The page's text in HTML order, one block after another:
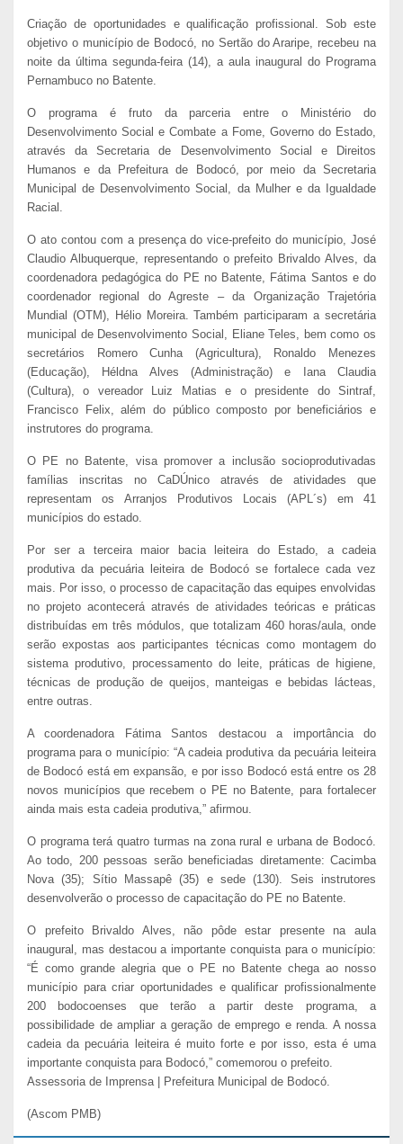
Criação de oportunidades e qualificação profissional. Sob este
objetivo o município de Bodocó, no Sertão do Araripe, recebeu na
noite da última segunda-feira (14), a aula inaugural do Programa
Pernambuco no Batente.
O programa é fruto da parceria entre o Ministério do
Desenvolvimento Social e Combate a Fome, Governo do Estado,
através da Secretaria de Desenvolvimento Social e Direitos
Humanos e da Prefeitura de Bodocó, por meio da Secretaria
Municipal de Desenvolvimento Social, da Mulher e da Igualdade
Racial.
O ato contou com a presença do vice-prefeito do município, José
Claudio Albuquerque, representando o prefeito Brivaldo Alves, da
coordenadora pedagógica do PE no Batente, Fátima Santos e do
coordenador regional do Agreste – da Organização Trajetória
Mundial (OTM), Hélio Moreira. Também participaram a secretária
municipal de Desenvolvimento Social, Eliane Teles, bem como os
secretários Romero Cunha (Agricultura), Ronaldo Menezes
(Educação), Héldna Alves (Administração) e Iana Claudia
(Cultura), o vereador Luiz Matias e o presidente do Sintraf,
Francisco Felix, além do público composto por beneficiários e
instrutores do programa.
O PE no Batente, visa promover a inclusão socioprodutivadas
famílias inscritas no CaDÚnico através de atividades que
representam os Arranjos Produtivos Locais (APL´s) em 41
municípios do estado.
Por ser a terceira maior bacia leiteira do Estado, a cadeia
produtiva da pecuária leiteira de Bodocó se fortalece cada vez
mais. Por isso, o processo de capacitação das equipes envolvidas
no projeto acontecerá através de atividades teóricas e práticas
distribuídas em três módulos, que totalizam 460 horas/aula, onde
serão expostas aos participantes técnicas como montagem do
sistema produtivo, processamento do leite, práticas de higiene,
técnicas de produção de queijos, manteigas e bebidas lácteas,
entre outras.
A coordenadora Fátima Santos destacou a importância do
programa para o município: “A cadeia produtiva da pecuária leiteira
de Bodocó está em expansão, e por isso Bodocó está entre os 28
novos municípios que recebem o PE no Batente, para fortalecer
ainda mais esta cadeia produtiva,” afirmou.
O programa terá quatro turmas na zona rural e urbana de Bodocó.
Ao todo, 200 pessoas serão beneficiadas diretamente: Cacimba
Nova (35); Sítio Massapê (35) e sede (130). Seis instrutores
desenvolverão o processo de capacitação do PE no Batente.
O prefeito Brivaldo Alves, não pôde estar presente na aula
inaugural, mas destacou a importante conquista para o município:
“É como grande alegria que o PE no Batente chega ao nosso
município para criar oportunidades e qualificar profissionalmente
200 bodocoenses que terão a partir deste programa, a
possibilidade de ampliar a geração de emprego e renda. A nossa
cadeia da pecuária leiteira é muito forte e por isso, esta é uma
importante conquista para Bodocó,” comemorou o prefeito.
Assessoria de Imprensa | Prefeitura Municipal de Bodocó.
(Ascom PMB)